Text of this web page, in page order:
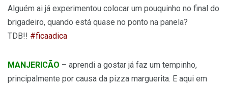
Alguém ai já experimentou colocar um pouquinho no final do
brigadeiro, quando está quase no ponto na panela?
TDB!! #ficaadica
MANJERICÃO – aprendi a gostar já faz um tempinho,
principalmente por causa da pizza marguerita. E aqui em